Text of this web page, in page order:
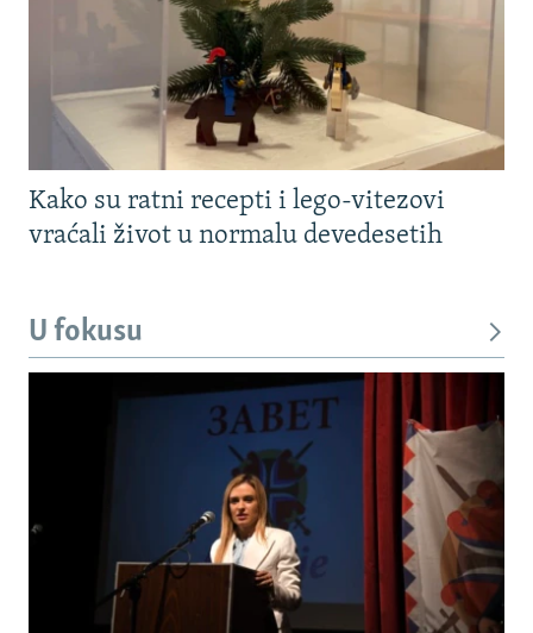
Kako su ratni recepti i lego-vitezovi
vraćali život u normalu devedesetih
U fokusu